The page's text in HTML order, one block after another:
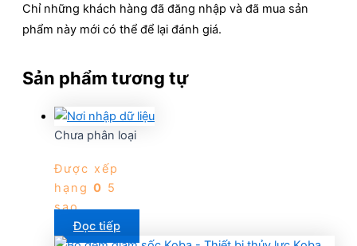
Chỉ những khách hàng đã đăng nhập và đã mua sản
phẩm này mới có thể để lại đánh giá.
Sản phẩm tương tự
Chưa phân loại
Được xếp
hạng 0 5
sao
Đọc tiếp